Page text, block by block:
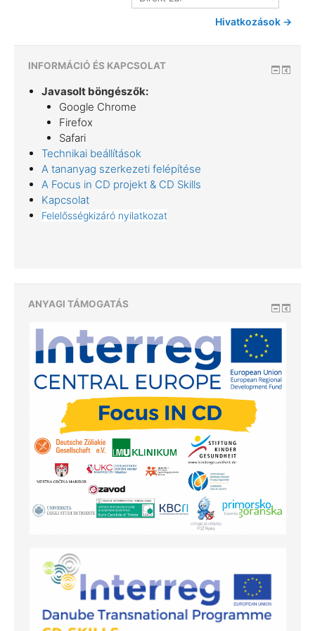
zu:
Hivatkozások →
INFORMÁCIÓ ÉS KAPCSOLAT
Javasolt böngészők:
Google Chrome
Firefox
Safari
Technikai beállítások
A tananyag szerkezeti felépítése
A Focus in CD projekt & CD Skills
Kapcsolat
Felelősségkizáró nyilatkozat
ANYAGI TÁMOGATÁS